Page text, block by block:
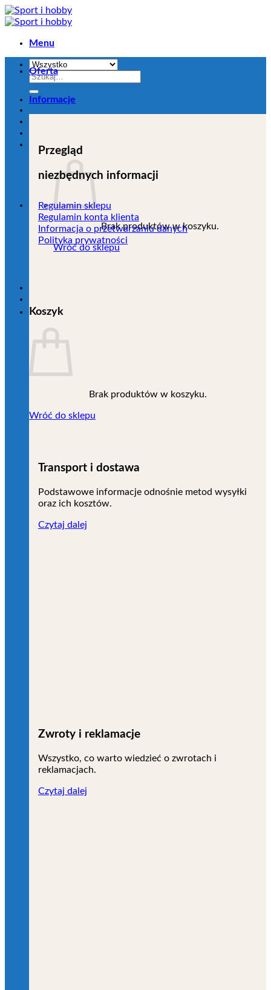
Przejdź
do
Menu
Szukaj:
Brak produktów w koszyku.
Wróć do sklepu
Koszyk
Brak produktów w koszyku.
Wróć do sklepu
Oferta
Informacje
Przegląd
niezbędnych informacji
Regulamin sklepu
Regulamin konta klienta
Informacja o przetwarzaniu danych
Polityka prywatności
Transport i dostawa
Podstawowe informacje odnośnie metod wysyłki
oraz ich kosztów.
Czytaj dalej
Zwroty i reklamacje
Wszystko, co warto wiedzieć o zwrotach i
reklamacjach.
Czytaj dalej